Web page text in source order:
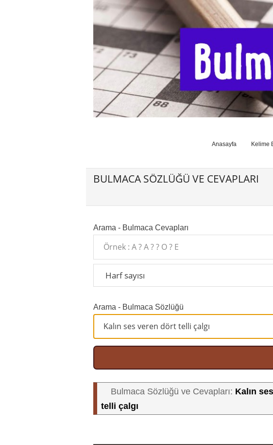
Anasayfa Kelime
BULMACA SÖZLÜĞÜ VE CEVAPLARI
Arama - Bulmaca Cevapları
Arama - Bulmaca Sözlüğü
Bulmaca Sözlüğü ve Cevapları: Kalın
telli çalgı